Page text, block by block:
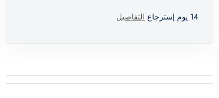
14 يوم إسترجاع التفاصيل